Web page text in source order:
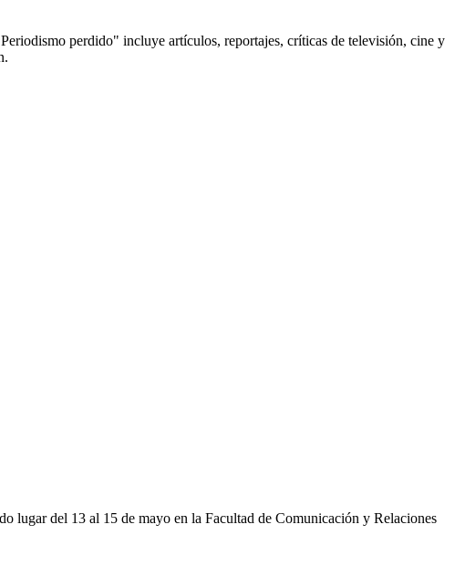
perdido" incluye artículos, reportajes, críticas de televisión, cine y
lugar del 13 al 15 de mayo en la Facultad de Comunicación y Relaciones